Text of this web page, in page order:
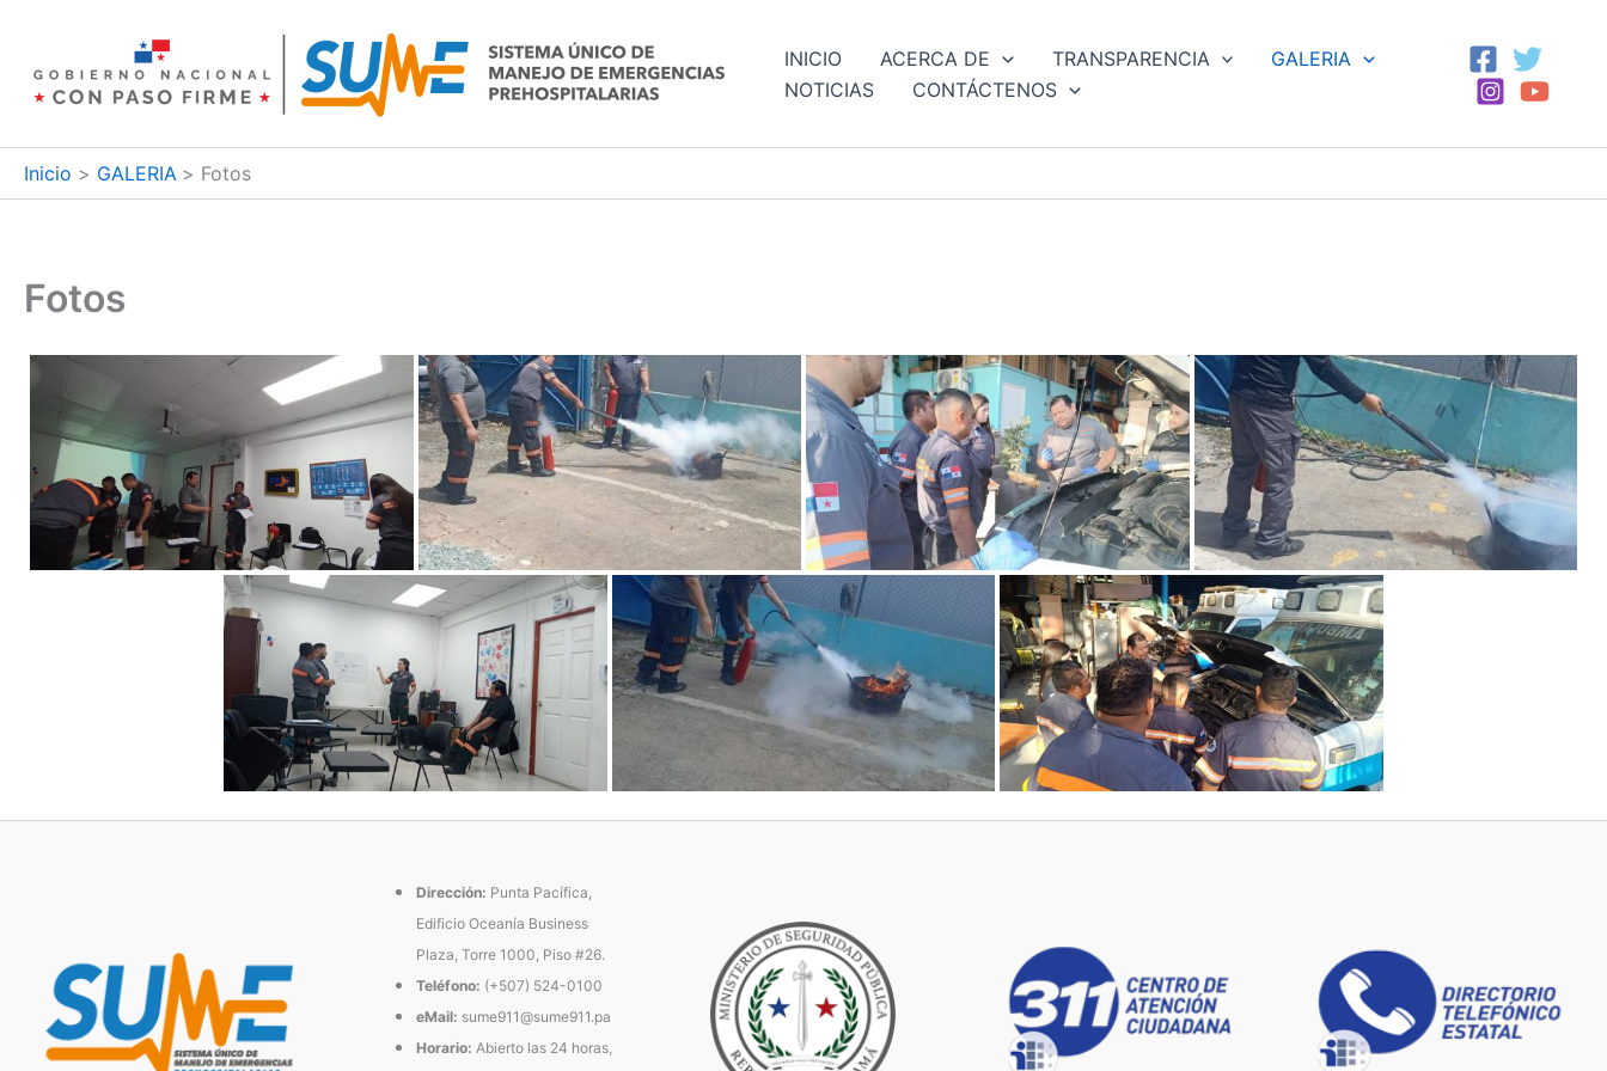
contenido
INICIO ACERCA DE TRANSPARENCIA
GALERIA
NOTICIAS
CONTÁCTENOS
Inicio GALERIA Fotos
Fotos
Dirección: Punta Pacífica,
Edificio Oceanía Business
Plaza, Torre 1000, Piso #26.
Teléfono: (+507) 524-0100
eMail: sume911@sume911.pa
Horario: Abierto las 24 horas,